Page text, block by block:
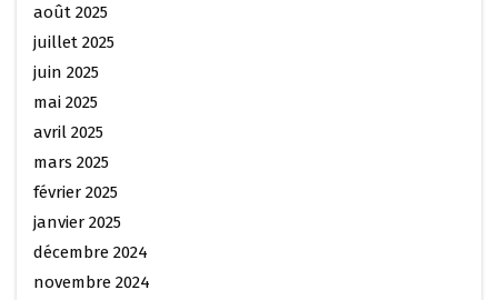
août 2025
juillet 2025
juin 2025
mai 2025
avril 2025
mars 2025
février 2025
janvier 2025
décembre 2024
novembre 2024